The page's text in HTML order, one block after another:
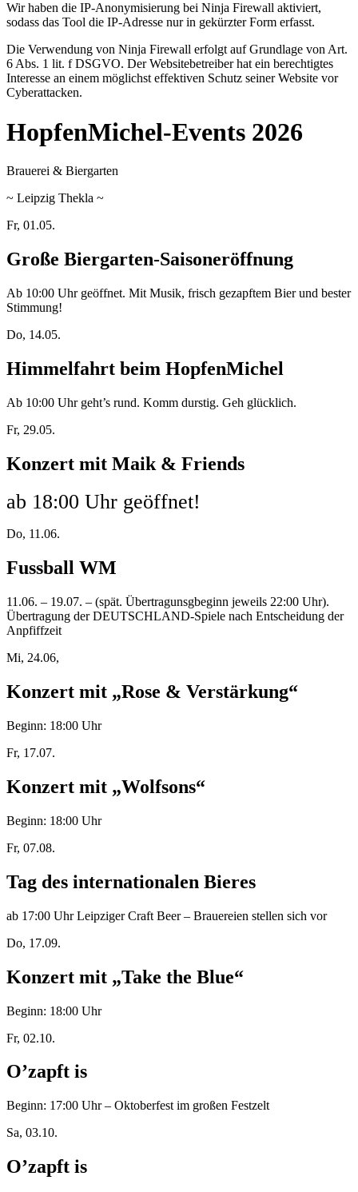
Wir haben die IP-Anonymisierung bei Ninja Firewall aktiviert,
sodass das Tool die IP-Adresse nur in gekürzter Form erfasst.
Die Verwendung von Ninja Firewall erfolgt auf Grundlage von Art.
6 Abs. 1 lit. f DSGVO. Der Websitebetreiber hat ein berechtigtes
Interesse an einem möglichst effektiven Schutz seiner Website vor
Cyberattacken.
HopfenMichel-Events 2026
Brauerei & Biergarten
~ Leipzig Thekla ~
Fr, 01.05.
Große Biergarten-Saisoneröffnung
Ab 10:00 Uhr geöffnet. Mit Musik, frisch gezapftem Bier und bester
Stimmung!
Do, 14.05.
Himmelfahrt beim HopfenMichel
Ab 10:00 Uhr geht’s rund. Komm durstig. Geh glücklich.
Fr, 29.05.
Konzert mit Maik & Friends
ab 18:00 Uhr geöffnet!
Do, 11.06.
Fussball WM
11.06. – 19.07. – (spät. Übertragunsgbeginn jeweils 22:00 Uhr).
Übertragung der DEUTSCHLAND-Spiele nach Entscheidung der
Anpfiffzeit
Mi, 24.06,
Konzert mit „Rose & Verstärkung“
Beginn: 18:00 Uhr
Fr, 17.07.
Konzert mit „Wolfsons“
Beginn: 18:00 Uhr
Fr, 07.08.
Tag des internationalen Bieres
ab 17:00 Uhr Leipziger Craft Beer – Brauereien stellen sich vor
Do, 17.09.
Konzert mit „Take the Blue“
Beginn: 18:00 Uhr
Fr, 02.10.
O’zapft is
Beginn: 17:00 Uhr – Oktoberfest im großen Festzelt
Sa, 03.10.
O’zapft is